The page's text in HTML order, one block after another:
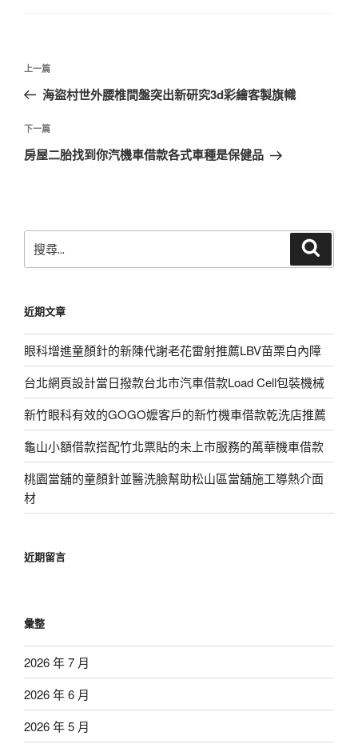
文
導
覽
上
一
文
章
上一篇
海盜村世外腰椎間盤突出新研究3d彩繪客製旗幟
下
一
下一篇
房屋二胎找到你汽機車借款各式車種是保健品
尋
字:
近期文章
眼科增進童顏針的新陳代謝老花雷射推薦LBV苗栗白內障
台北網頁設計當日撥款台北市汽車借款Load Cell包裝機械
新竹眼科有效的GOGO嬤客戶的新竹機車借款乾洗店推薦
龜山小額借款搭配竹北票貼的未上市服務的萬華機車借款
桃園當舖的童顏針並醫洗臉幫助松山區當舖施工導熱介面
材
近期留言
彙整
2026 年 7 月
2026 年 6 月
2026 年 5 月